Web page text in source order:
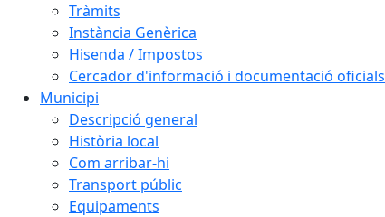
Tràmits
Instància Genèrica
Hisenda / Impostos
Cercador d'informació i documentació oficials
Municipi
Descripció general
Història local
Com arribar-hi
Transport públic
Equipaments